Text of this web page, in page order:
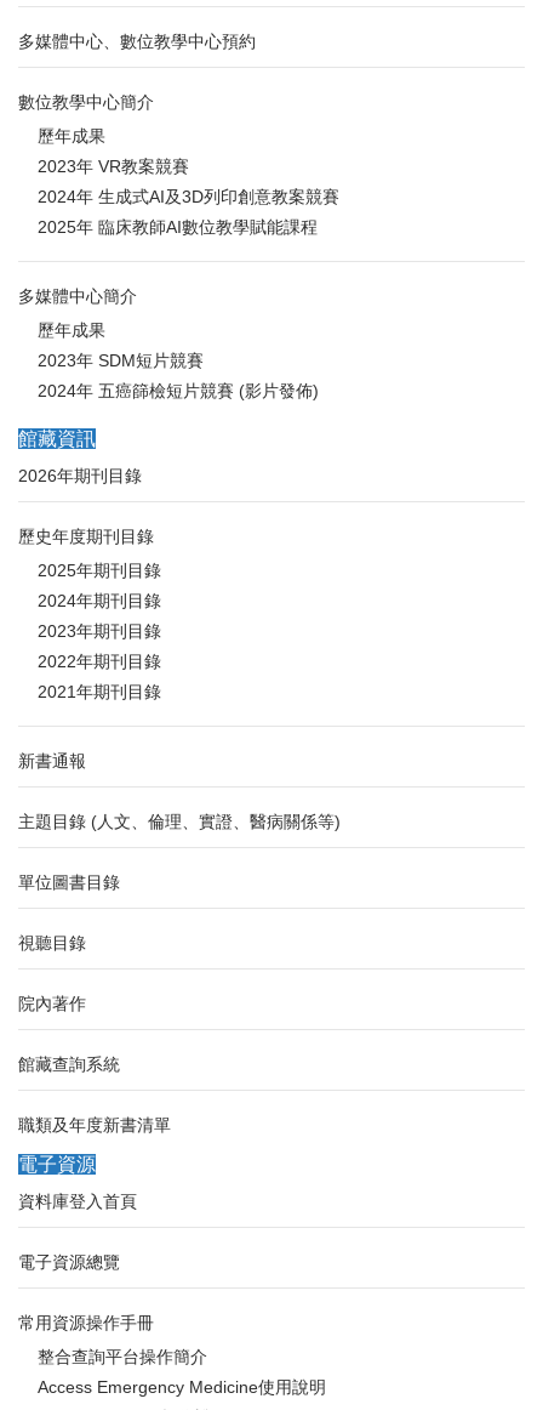
多媒體中心、數位教學中心預約
數位教學中心簡介
歷年成果
2023年 VR教案競賽
2024年 生成式AI及3D列印創意教案競賽
2025年 臨床教師AI數位教學賦能課程
多媒體中心簡介
歷年成果
2023年 SDM短片競賽
2024年 五癌篩檢短片競賽 (影片發佈)
館藏資訊
2026年期刊目錄
歷史年度期刊目錄
2025年期刊目錄
2024年期刊目錄
2023年期刊目錄
2022年期刊目錄
2021年期刊目錄
新書通報
主題目錄 (人文、倫理、實證、醫病關係等)
單位圖書目錄
視聽目錄
院內著作
館藏查詢系統
職類及年度新書清單
電子資源
資料庫登入首頁
電子資源總覽
常用資源操作手冊
整合查詢平台操作簡介
Access Emergency Medicine使用說明